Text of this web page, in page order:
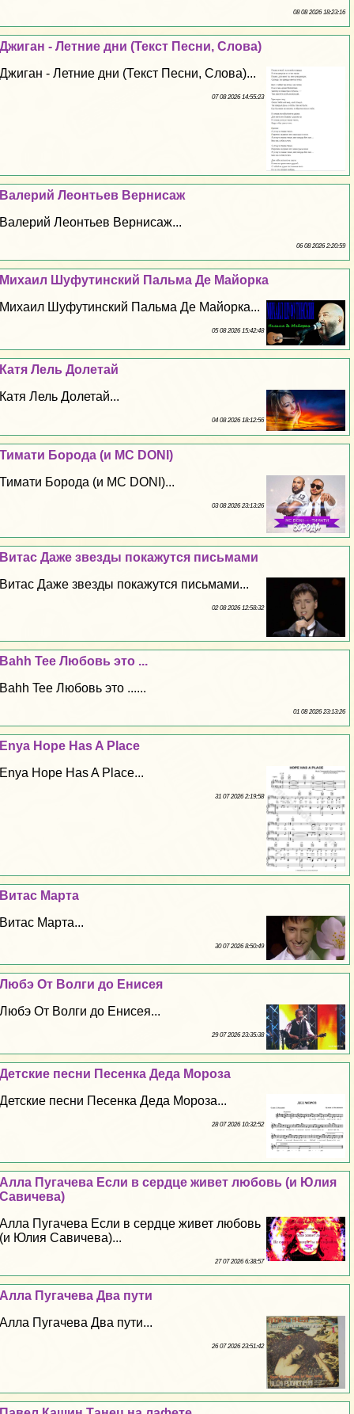
08 08 2026 18:23:16
Джиган - Летние дни (Текст Песни, Слова)
Джиган - Летние дни (Текст Песни, Слова)...
07 08 2026 14:55:23
Валерий Леонтьев Вернисаж
Валерий Леонтьев Вернисаж...
06 08 2026 2:20:59
Михаил Шуфутинский Пальма Де Майорка
Михаил Шуфутинский Пальма Де Майорка...
05 08 2026 15:42:48
Катя Лель Долетай
Катя Лель Долетай...
04 08 2026 18:12:56
Тимати Борода (и MC DONI)
Тимати Борода (и MC DONI)...
03 08 2026 23:13:26
Витас Даже звезды покажутся письмами
Витас Даже звезды покажутся письмами...
02 08 2026 12:58:32
Bahh Tee Любовь это ...
Bahh Tee Любовь это ......
01 08 2026 23:13:26
Enya Hope Has A Place
Enya Hope Has A Place...
31 07 2026 2:19:58
Витас Марта
Витас Марта...
30 07 2026 8:50:49
Любэ От Волги до Енисея
Любэ От Волги до Енисея...
29 07 2026 23:35:38
Детские песни Песенка Деда Мороза
Детские песни Песенка Деда Мороза...
28 07 2026 10:32:52
Алла Пугачева Если в сердце живет любовь (и Юлия
Савичева)
Алла Пугачева Если в сердце живет любовь
(и Юлия Савичева)...
27 07 2026 6:38:57
Алла Пугачева Два пути
Алла Пугачева Два пути...
26 07 2026 23:51:42